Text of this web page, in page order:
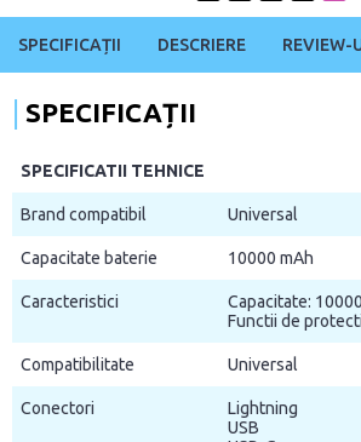
SPECIFICAȚII DESCRIERE REVIEW-
SPECIFICAȚII
SPECIFICATII TEHNICE
Brand compatibil Universal
Capacitate baterie 10000 mAh
Caracteristici
Capacitate:
Functii de
Compatibilitate Universal
Conectori
Lightning
USB